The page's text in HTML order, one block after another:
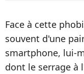
Face à cette
souvent d'une
smartphone, lui-
dont le serrage à